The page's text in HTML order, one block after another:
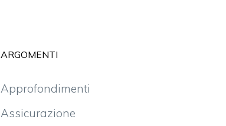
ARGOMENTI
Approfondimenti
Assicurazione